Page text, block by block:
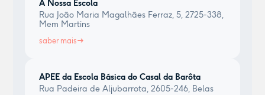
A Nossa Escola
Rua João Maria Magalhães Ferraz, 5, 2725-338,
Mem Martins
saber mais
APEE da Escola Básica do Casal da Barôta
Rua Padeira de Aljubarrota, 2605-246, Belas